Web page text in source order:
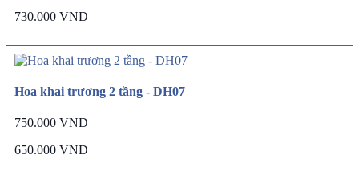
730.000 VND
Hoa khai trương 2 tầng - DH07
750.000 VND
650.000 VND